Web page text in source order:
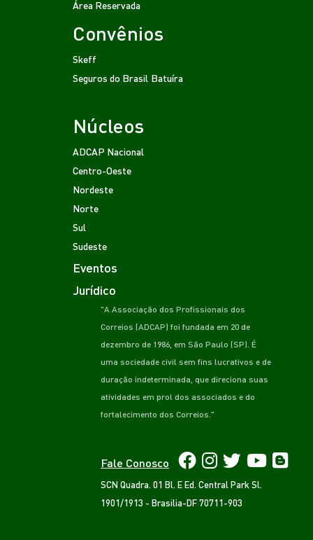
Área Reservada
Convênios
Skeff
Seguros do Brasil Batuíra
Núcleos
ADCAP Nacional
Centro-Oeste
Nordeste
Norte
Sul
Sudeste
Eventos
Jurídico
"A Associação dos Profissionais dos
Correios (ADCAP) foi fundada em 20 de
dezembro de 1986, em São Paulo (SP). É
uma sociedade civil sem fins lucrativos e de
duração indeterminada, que direciona suas
atividades em prol dos associados e do
fortalecimento dos Correios."
Fale Conosco
SCN Quadra. 01 Bl. E Ed. Central Park Sl.
1901/1913 - Brasilia-DF 70711-903